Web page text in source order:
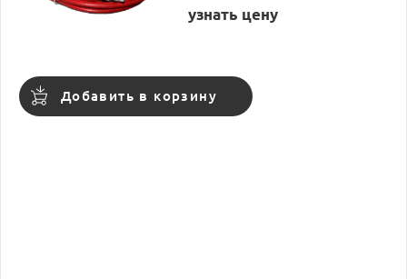
узнать цену
Добавить в корзину